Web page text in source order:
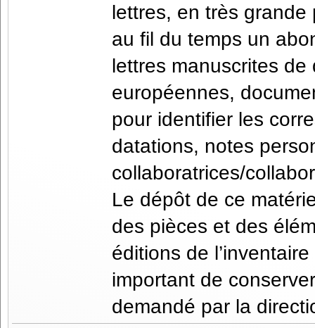
lettres, en très
au fil du temps un
lettres manuscrites
européennes,
pour identifier les
datations, notes
collaboratrices/
Le dépôt de ce
des pièces et des
éditions de
important de
demandé par la